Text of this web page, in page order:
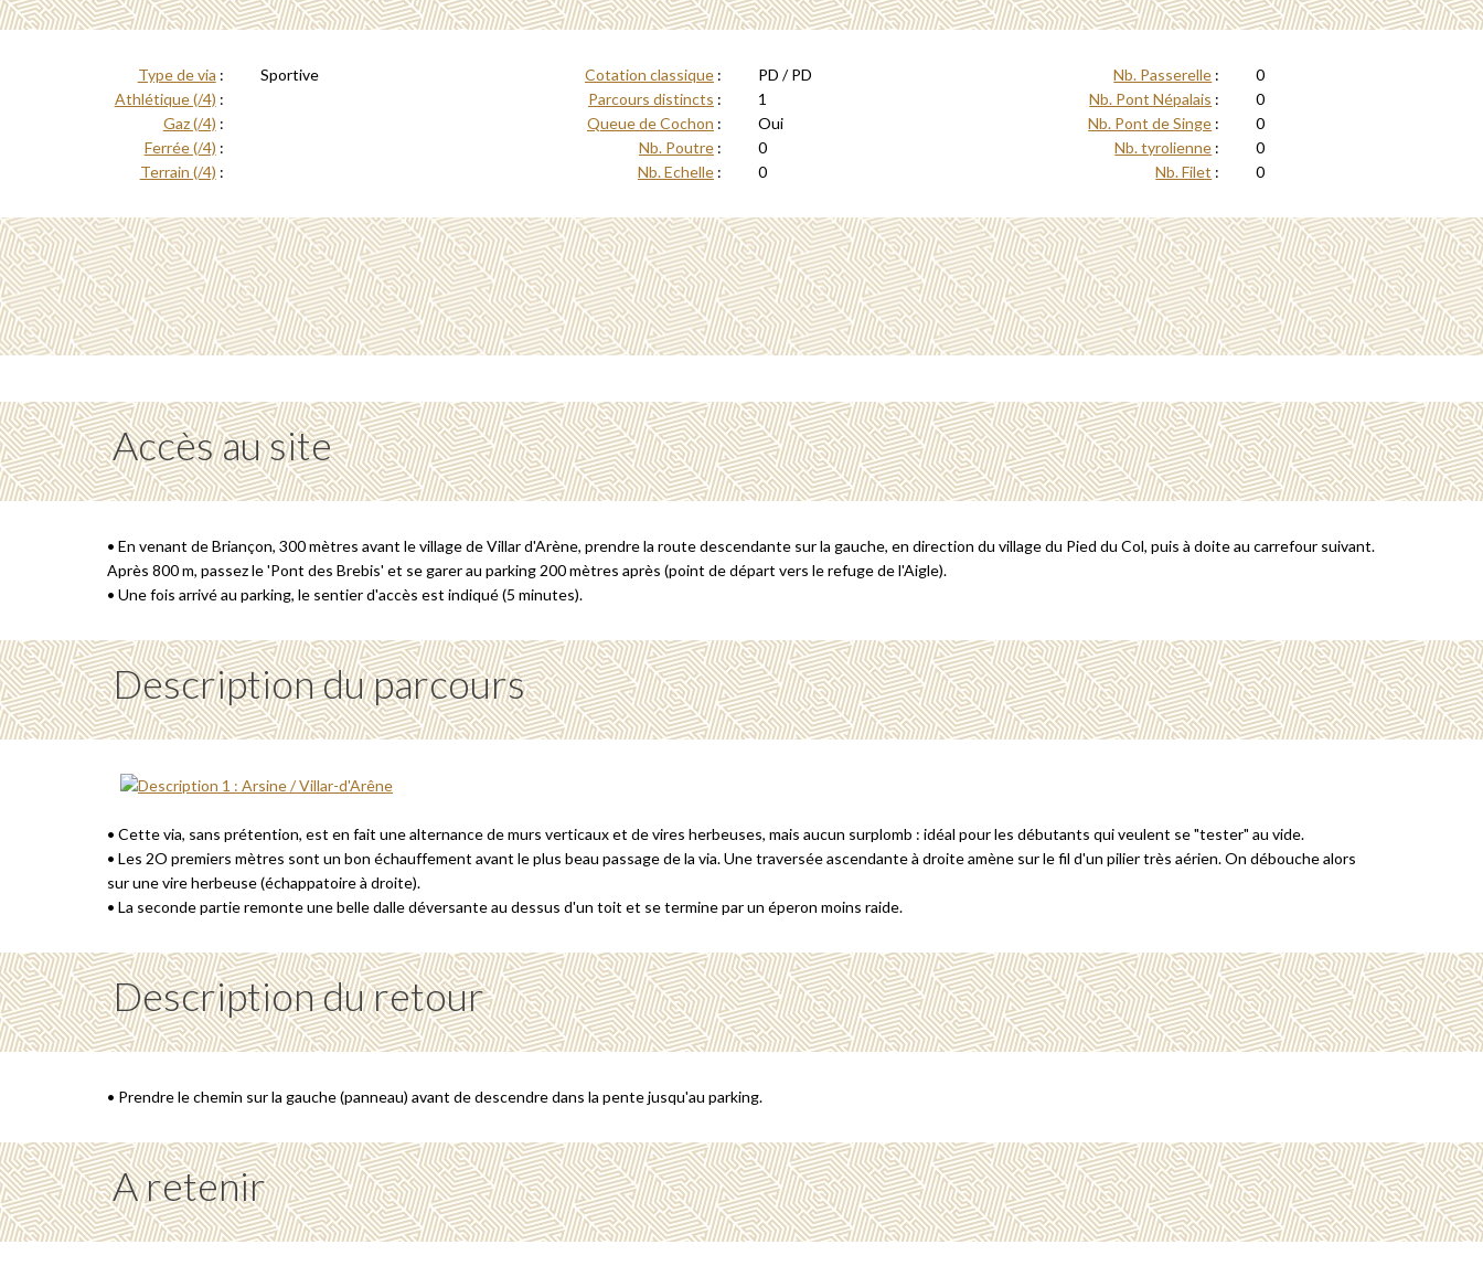
Type de via : Sportive Cotation classique: PD / PD Nb. Passerelle :
0
Athlétique (/4) : Parcours distincts : 1 Nb. Pont Népalais :
0
Gaz (/4) : Queue de Cochon : Oui Nb. Pont de Singe :
0
Ferrée (/4) : Nb. Poutre: 0 Nb. tyrolienne :
0
Terrain (/4) : Nb. Echelle: 0 Nb. Filet : 0
Accès au site
• En venant de Briançon, 300 mètres avant le village de Villar d'Arène, prendre la route descendante sur la gauche, en direction du village du Pied du Col, puis à doite au carrefour suivant.
Après 800 m, passez le 'Pont des Brebis' et se garer au parking 200 mètres après (point de départ vers le refuge de l'Aigle).
• Une fois arrivé au parking, le sentier d'accès est indiqué (5 minutes).
Description du parcours
• Cette via, sans prétention, est en fait une alternance de murs verticaux et de vires herbeuses, mais aucun surplomb : idéal pour les débutants qui veulent se "tester" au vide.
• Les 2O premiers mètres sont un bon échauffement avant le plus beau passage de la via. Une traversée ascendante à droite amène sur le fil d'un pilier très aérien. On débouche alors
sur une vire herbeuse (échappatoire à droite).
• La seconde partie remonte une belle dalle déversante au dessus d'un toit et se termine par un éperon moins raide.
Description du retour
• Prendre le chemin sur la gauche (panneau) avant de descendre dans la pente jusqu'au parking.
A retenir